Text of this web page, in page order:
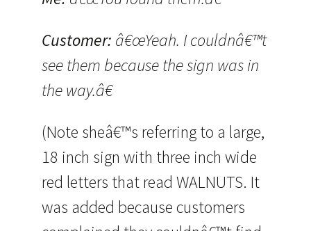
Customer: â€œYeah. I couldnâ€™t
see them because the sign was in
the way.â€
(Note sheâ€™s referring to a large,
18 inch sign with three inch wide
red letters that read WALNUTS. It
was added because customers